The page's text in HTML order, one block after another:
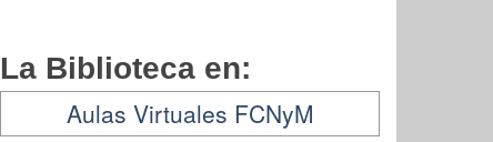
La Biblioteca en:
Aulas Virtuales FCNyM